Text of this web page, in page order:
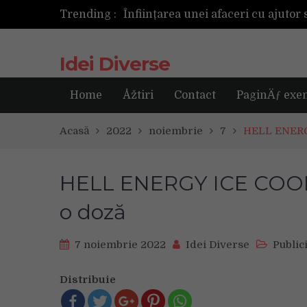
Trending :
Următoarea fotografie poate fi
Idei Diverse
Home Åžtiri Contact PaginÄƒ
Acasă 2022 noiembrie 7 HELL
HELL ENERGY ICE
o doză
7 noiembrie 2022 Idei Diverse
Distribuie